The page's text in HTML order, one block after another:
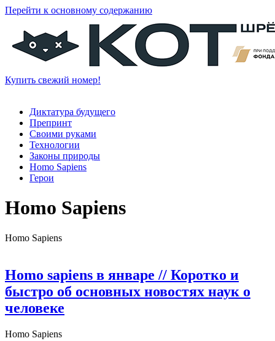
Перейти к основному содержанию
Купить свежий номер!
Диктатура будущего
Препринт
Своими руками
Технологии
Законы природы
Homo Sapiens
Герои
Homo Sapiens
Homo Sapiens
Homo sapiens в январе // Коротко и
быстро об основных новостях наук о
человеке
Homo Sapiens